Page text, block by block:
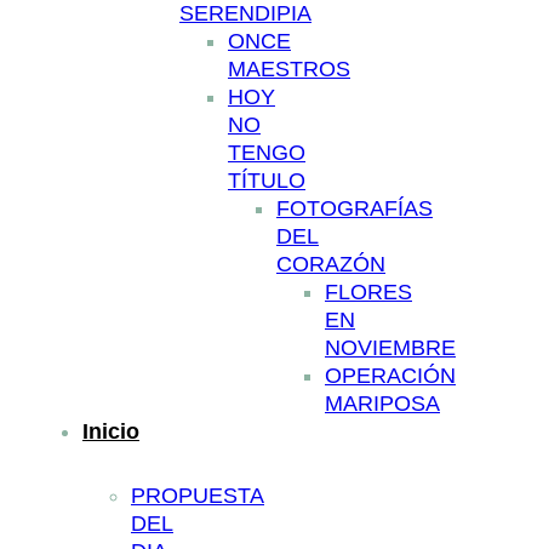
SERENDIPIA
ONCE
MAESTROS
HOY
NO
TENGO
TÍTULO
FOTOGRAFÍAS
DEL
CORAZÓN
FLORES
EN
NOVIEMBRE
OPERACIÓN
MARIPOSA
Inicio
PROPUESTA
DEL